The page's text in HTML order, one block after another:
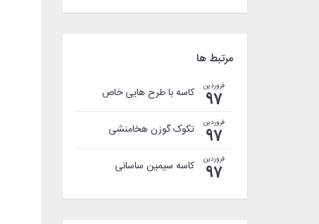
مرتبط ها
فروردین
97 کاسه با طرح هایی خاص
فروردین
97 تکوک گوزن هخامنشی
فروردین
97 کاسه سیمین ساسانی